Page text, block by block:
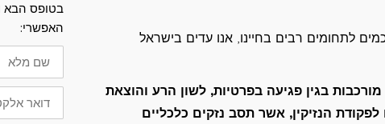
לתחומים רבים בחיינו, אנו עדים בישראל
בגין פגיעה בפרטיות, לשון הרע והוצאת
הנזיקין, אשר תסב נזקים כלכליים
בטופס הבא
האפשרי:
שם
מלא
דואר
אלקטרוני